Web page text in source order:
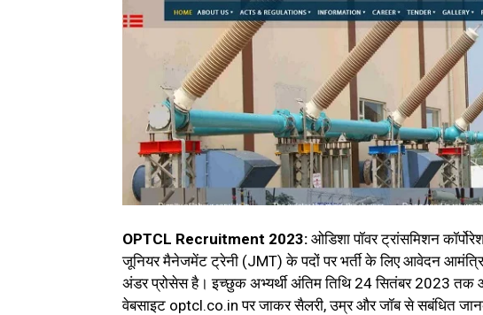
OPTCL Recruitment 2023: ओडिशा पॉवर ट्रांसमिशन
जूनियर मैनेजमेंट ट्रेनी (JMT) के पदों पर भर्ती के लिए आवेदन
अंडर प्रोसेस है। इच्छुक अभ्यर्थी अंतिम तिथि 24 सितंबर 2023
वेबसाइट optcl.co.in पर जाकर सैलरी, उम्र और जॉब से सबंधित